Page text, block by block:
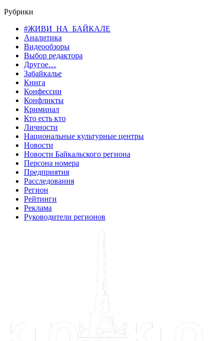
Рубрики
#ЖИВИ_НА_БАЙКАЛЕ
Аналитика
Видеообзоры
Выбор редактора
Другое…
Забайкалье
Книга
Конфессии
Конфликты
Криминал
Кто есть кто
Личности
Национальные культурные центры
Новости
Новости Байкальского региона
Персона номера
Предприятия
Расследования
Регион
Рейтинги
Реклама
Руководители регионов